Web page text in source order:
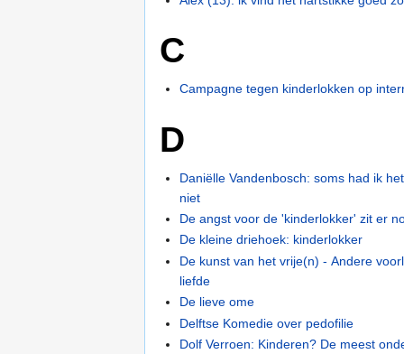
C
Campagne tegen kinderlokken op
D
Daniëlle Vandenbosch: soms had ik
niet
De angst voor de 'kinderlokker' zit er
De kleine driehoek: kinderlokker
De kunst van het vrije(n) - Andere
liefde
De lieve ome
Delftse Komedie over pedofilie
Dolf Verroen: Kinderen? De meest